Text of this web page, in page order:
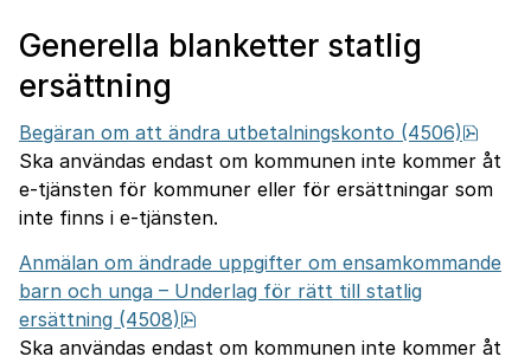
Generella blanketter statlig
ersättning
Begäran om att ändra utbetalningskonto (4506)
Ska användas endast om kommunen inte kommer åt
e-tjänsten för kommuner eller för ersättningar som
inte finns i e-tjänsten.
Anmälan om ändrade uppgifter om ensamkommande
barn och unga – Underlag för rätt till statlig
ersättning (4508)
Ska användas endast om kommunen inte kommer åt